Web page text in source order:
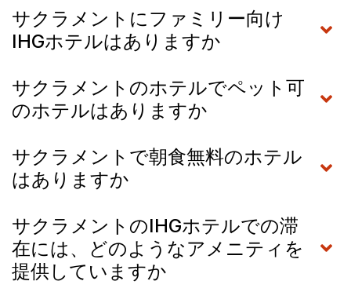
サクラメントにファミリー向け
IHGホテルはありますか
サクラメントのホテルでペット可
のホテルはありますか
サクラメントで朝食無料のホテル
はありますか
サクラメントのIHGホテルでの滞
在には、どのようなアメニティを
提供していますか